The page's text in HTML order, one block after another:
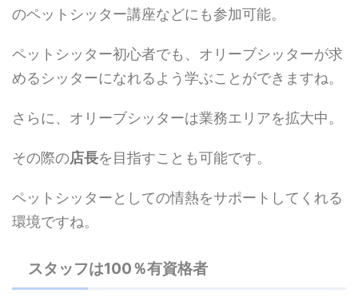
のペットシッター講座などにも参加可能。
ペットシッター初心者でも、オリーブシッターが求
めるシッターになれるよう学ぶことができますね。
さらに、オリーブシッターは業務エリアを拡大中。
その際の店長を目指すことも可能です。
ペットシッターとしての情熱をサポートしてくれる
環境ですね。
スタッフは100％有資格者